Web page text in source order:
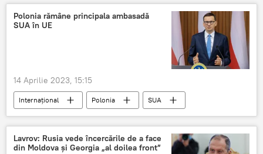
Polonia rămâne principala ambasadă
SUA în UE
14 Aprilie 2023, 15:15
Internațional Polonia SUA
Lavrov: Rusia vede încercările de a face
din Moldova și Georgia „al doilea front”